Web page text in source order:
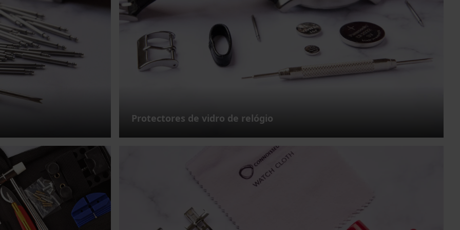
Protectores de vidro de relógio